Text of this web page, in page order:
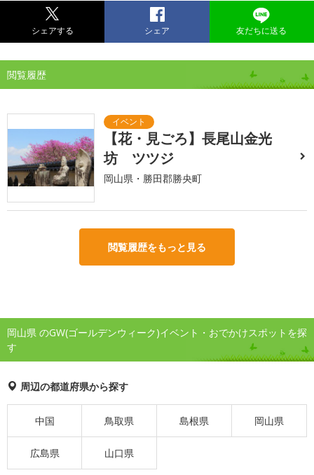
シェアする シェア 友だちに送る
閲覧履歴
【花・見ごろ】長尾山金光
坊 ツツジ
岡山県・勝田郡勝央町
閲覧履歴をもっと見る
岡山県 のGW(ゴールデンウィーク)イベント・おでかけスポットを探
す
周辺の都道府県から探す
中国 鳥取県 島根県 岡山県
広島県 山口県